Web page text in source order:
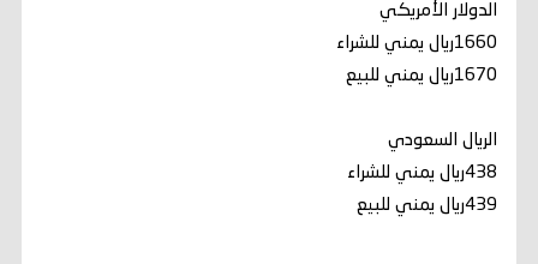
الدولار الأمريكي
1660ريال يمني للشراء
1670ريال يمني للبيع
الريال السعودي
438ريال يمني للشراء
439ريال يمني للبيع